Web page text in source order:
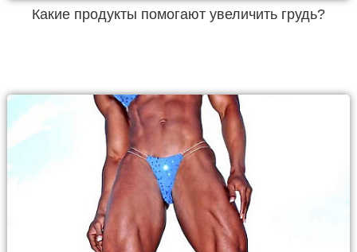
Какие продукты помогают увеличить грудь?